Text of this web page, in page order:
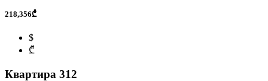
218,356₾
$
₾
Квартира 312